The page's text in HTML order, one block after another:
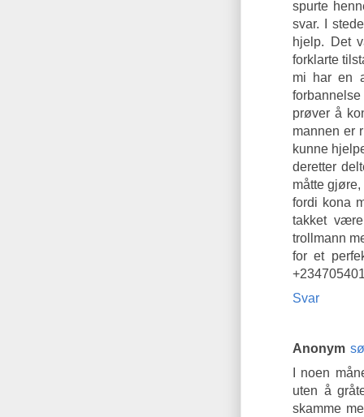
spurte
svar. I
hjelp. Det
forklarte
mi har en
prøver å
mannen er
kunne
deretter
måtte
fordi kona
takket
trollmann
for et
Svar
Anonym
I noen
uten å
skamme